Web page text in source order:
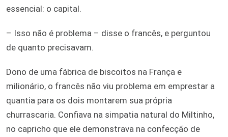
essencial: o capital.
– Isso não é problema – disse o francês, e perguntou
de quanto precisavam.
Dono de uma fábrica de biscoitos na França e
milionário, o francês não viu problema em emprestar a
quantia para os dois montarem sua própria
churrascaria. Confiava na simpatia natural do Miltinho,
no capricho que ele demonstrava na confecção de